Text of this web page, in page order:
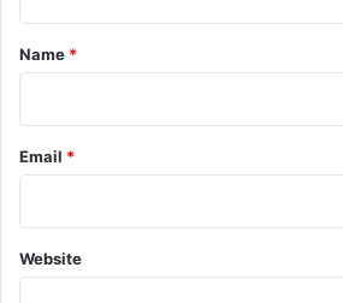
*
Name *
Email *
Website